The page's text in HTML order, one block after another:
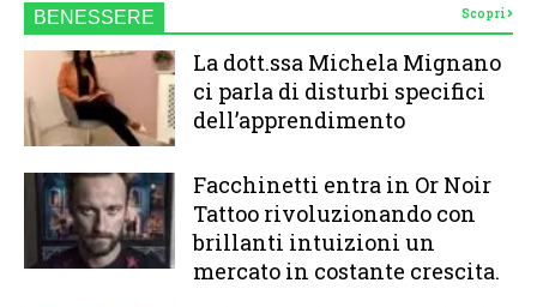
BENESSERE Scopri
La dott.ssa Michela Mignano
ci parla di disturbi specifici
dell’apprendimento
Facchinetti entra in Or Noir
Tattoo rivoluzionando con
brillanti intuizioni un
mercato in costante crescita.